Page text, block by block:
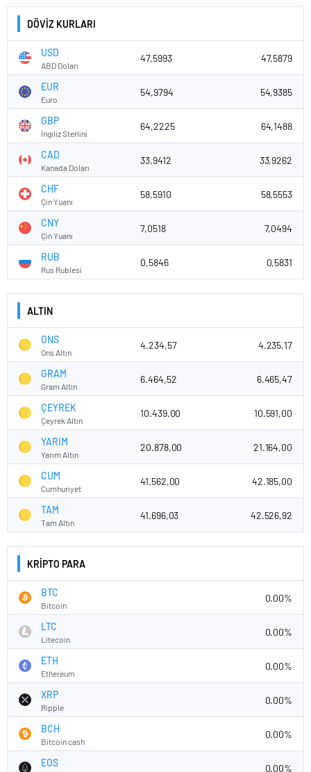
DÖVİZ KURLARI
USD
ABD Doları
47,5993 47,5879
EUR
Euro
54,9794 54,9385
GBP
İngiliz Sterlini
64,2225 64,1488
CAD
Kanada Doları
33,9412 33,9262
CHF
Çin Yuanı
58,5910 58,5553
CNY
Çin Yuanı
7,0518 7,0494
RUB
Rus Rublesi
0,5846 0,5831
ALTIN
ONS
Ons Altın
4.234,57 4.235,17
GRAM
Gram Altın
6.464,52 6.465,47
ÇEYREK
Çeyrek Altın
10.439,00 10.591,00
YARIM
Yarım Altın
20.878,00 21.164,00
CUM
Cumhuriyet
41.562,00 42.185,00
TAM
Tam Altın
41.696,03 42.526,92
KRİPTO PARA
BTC
Bitcoin
0.00%
LTC
Litecoin
0.00%
ETH
Ethereum
0.00%
XRP
Ripple
0.00%
BCH
Bitcoin cash
0.00%
EOS 0.00%